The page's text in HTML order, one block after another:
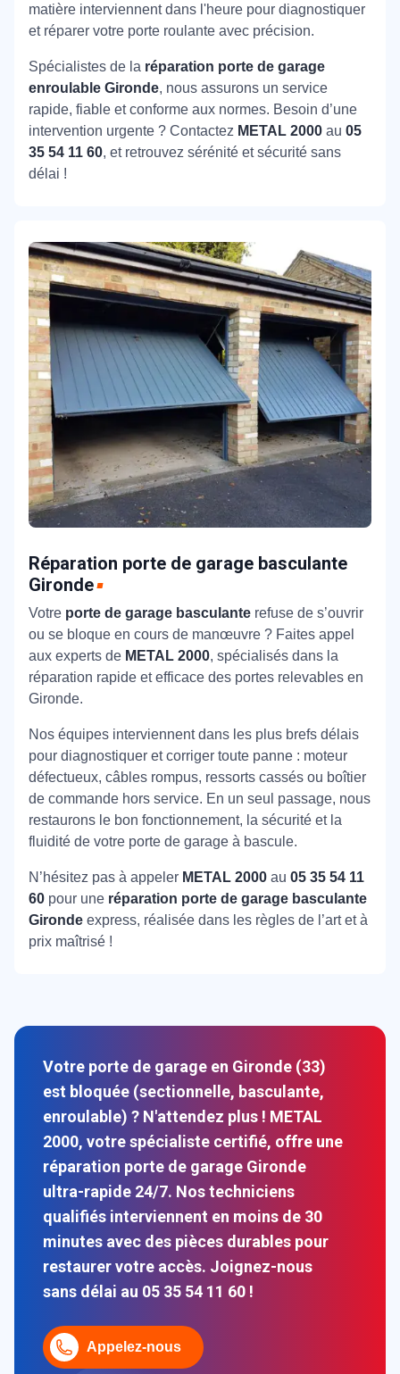
matière interviennent dans l'heure pour diagnostiquer
et réparer votre porte roulante avec précision.
Spécialistes de la réparation porte de garage
enroulable Gironde, nous assurons un service
rapide, fiable et conforme aux normes. Besoin d’une
intervention urgente ? Contactez METAL 2000 au 05
35 54 11 60, et retrouvez sérénité et sécurité sans
délai !
Réparation porte de garage basculante
Gironde
Votre porte de garage basculante refuse de s’ouvrir
ou se bloque en cours de manœuvre ? Faites appel
aux experts de METAL 2000, spécialisés dans la
réparation rapide et efficace des portes relevables en
Gironde.
Nos équipes interviennent dans les plus brefs délais
pour diagnostiquer et corriger toute panne : moteur
défectueux, câbles rompus, ressorts cassés ou boîtier
de commande hors service. En un seul passage, nous
restaurons le bon fonctionnement, la sécurité et la
fluidité de votre porte de garage à bascule.
N’hésitez pas à appeler METAL 2000 au 05 35 54 11
60 pour une réparation porte de garage basculante
Gironde express, réalisée dans les règles de l’art et à
prix maîtrisé !
Votre porte de garage en Gironde (33)
est bloquée (sectionnelle, basculante,
enroulable) ? N'attendez plus ! METAL
2000, votre spécialiste certifié, offre une
réparation porte de garage Gironde
ultra-rapide 24/7. Nos techniciens
qualifiés interviennent en moins de 30
minutes avec des pièces durables pour
restaurer votre accès. Joignez-nous
sans délai au 05 35 54 11 60 !
Appelez-nous